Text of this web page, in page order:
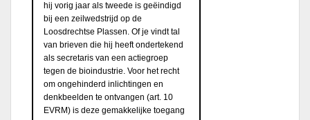
hij vorig jaar als tweede is geëindigd
bij een zeilwedstrijd op de
Loosdrechtse Plassen. Of je vindt tal
van brieven die hij heeft ondertekend
als secretaris van een actiegroep
tegen de bioindustrie. Voor het recht
om ongehinderd inlichtingen en
denkbeelden te ontvangen (art. 10
EVRM) is deze gemakkelijke toegang